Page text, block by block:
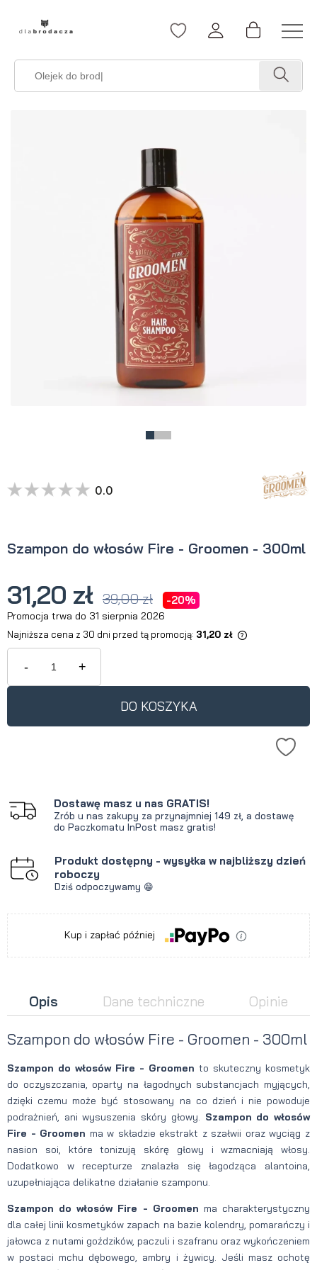
Szampon do włosów Fire - Groomen - 300ml
0.0
31,20 zł 39,00 zł -20%
Promocja trwa do 31 sierpnia 2026
Najniższa cena z 30 dni przed tą promocją: 31,20 zł
Jeżeli produkt jest sprzedawany
krócej niż 30 dni, wyświetlana jest
produkt pojawił się w sprzedaży.
- +
DO KOSZYKA
Dostawę masz u nas GRATIS!
Zrób u nas zakupy za przynajmniej 149 zł, a dostawę
do Paczkomatu InPost masz gratis!
Produkt dostępny - wysyłka w najbliższy dzień
roboczy
Dziś odpoczywamy 😁
Kup i zapłać później
Opis Dane techniczne Opinie
Szampon do włosów Fire - Groomen - 300ml
Szampon do włosów Fire - Groomen to skuteczny kosmetyk
do oczyszczania, oparty na łagodnych substancjach myjących,
dzięki czemu może być stosowany na co dzień i nie powoduje
podrażnień, ani wysuszenia skóry głowy. Szampon do włosów
Fire - Groomen ma w składzie ekstrakt z szałwii oraz wyciąg z
nasion soi, które tonizują skórę głowy i wzmacniają włosy.
Dodatkowo w recepturze znalazła się łagodząca alantoina,
uzupełniająca delikatne działanie szamponu.
Szampon do włosów Fire - Groomen ma charakterystyczny
dla całej linii kosmetyków zapach na bazie kolendry, pomarańczy i
jałowca z nutami goździków, paczuli i szafranu oraz wykończeniem
w postaci mchu dębowego, ambry i żywicy. Jeśli masz ochotę